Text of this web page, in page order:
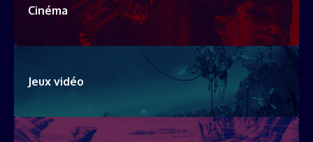
Cinéma
Jeux vidéo